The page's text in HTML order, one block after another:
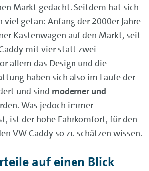
Markt gedacht. Seitdem hat sich
viel getan: Anfang der 2000er Jahre
Kastenwagen auf den Markt, seit
mit vier statt zwei
allem das Design und die
haben sich also im Laufe der
und sind moderner und
Was jedoch immer
ist der hohe Fahrkomfort, für den
VW Caddy so zu schätzen wissen.
auf einen Blick